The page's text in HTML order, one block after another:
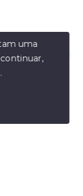
te ajudar.
os
uma
.